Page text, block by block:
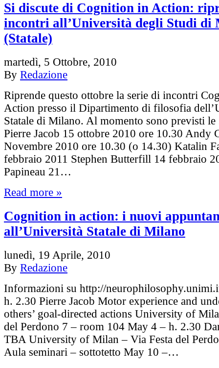
Si discute di Cognition in Action:
incontri all’Università degli Studi di
(Statale)
martedì, 5 Ottobre, 2010
By Redazione
Riprende questo ottobre la serie di incontri
Action presso il Dipartimento di filosofia
Statale di Milano. Al momento sono previsti le
Pierre Jacob 15 ottobre 2010 ore 10.30 Andy
Novembre 2010 ore 10.30 (o 14.30) Katalin
febbraio 2011 Stephen Butterfill 14 febbraio
Papineau 21…
Read more »
Cognition in action: i nuovi
all’Università Statale di Milano
lunedì, 19 Aprile, 2010
By Redazione
Informazioni su http://
h. 2.30 Pierre Jacob Motor experience and
others’ goal-directed actions University of
del Perdono 7 – room 104 May 4 – h. 2.30
TBA University of Milan – Via Festa del
Aula seminari – sottotetto May 10 –…